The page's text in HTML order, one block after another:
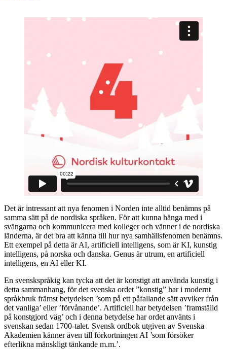
Det är intressant att nya fenomen i Norden inte alltid benämns på
samma sätt på de nordiska språken. För att kunna hänga med i
svängarna och kommunicera med kolleger och vänner i de nordiska
länderna, är det bra att känna till hur nya samhällsfenomen benämns.
Ett exempel på detta är AI, artificiell intelligens, som är KI, kunstig
intelligens, på norska och danska. Genus är utrum, en artificiell
intelligens, en AI eller KI.
En svenskspråkig kan tycka att det är konstigt att använda kunstig i
detta sammanhang, för det svenska ordet ”konstig” har i modernt
språkbruk främst betydelsen ’som på ett påfallande sätt avviker från
det vanliga’ eller ’förvånande’. Artificiell har betydelsen ’framställd
på konstgjord väg’ och i denna betydelse har ordet använts i
svenskan sedan 1700-talet. Svensk ordbok utgiven av Svenska
Akademien känner även till förkortningen AI ’som försöker
efterlikna mänskligt tänkande m.m.’.